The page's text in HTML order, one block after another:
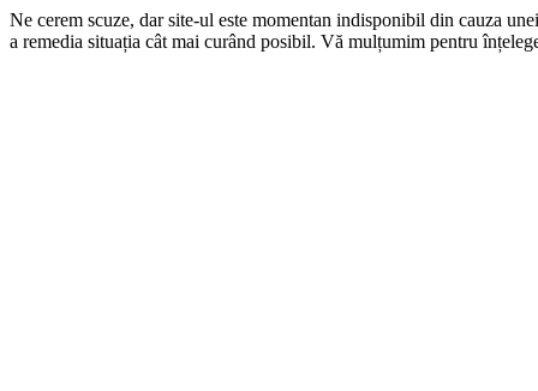
Ne cerem scuze, dar site-ul este momentan indisponibil din cauza
a remedia situația cât mai curând posibil. Vă mulțumim pentru